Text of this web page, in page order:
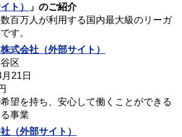
ト）
」のご紹介
百万人が利用する国内最大級のリーガ
す。
式会社（外部サイト）
区
21日
望を持ち、安心して働くことができる
事業
（外部サイト）